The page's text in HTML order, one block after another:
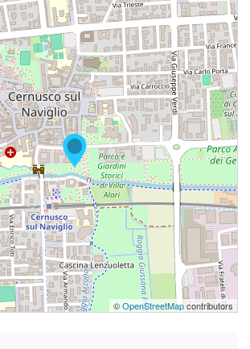
©OpenStreetMapcontributors